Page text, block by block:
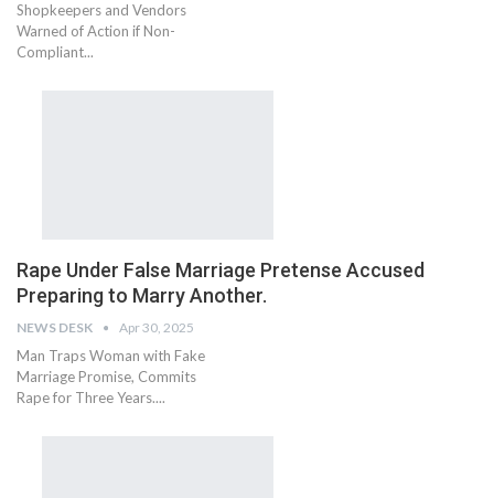
Shopkeepers and Vendors
Warned of Action if Non-
Compliant...
Rape Under False Marriage Pretense Accused
Preparing to Marry Another.
NEWS DESK Apr 30, 2025
Man Traps Woman with Fake
Marriage Promise, Commits
Rape for Three Years....